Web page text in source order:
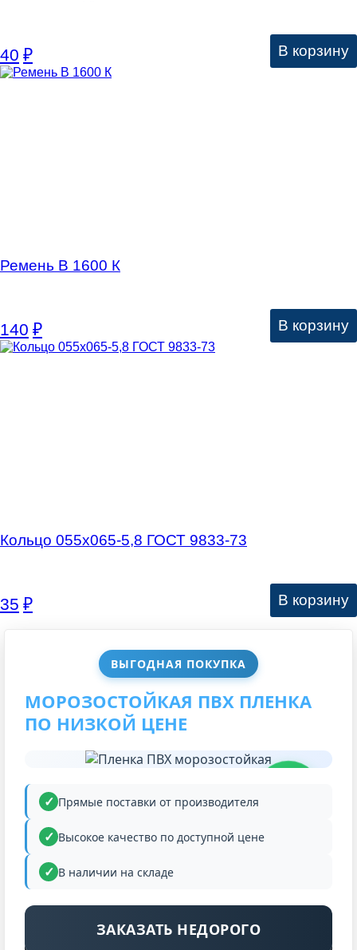
ВЫГОДНАЯ ПОКУПКА
МОРОЗОСТОЙКАЯ ПВХ ПЛЕНКА
ПО НИЗКОЙ ЦЕНЕ
Прямые поставки от производителя
Высокое качество по доступной цене
В наличии на складе
ЗАКАЗАТЬ НЕДОРОГО
40 ₽ В корзину
Ремень В 1600 К
140 ₽ В корзину
Кольцо 055х065-5,8 ГОСТ 9833-73
35 ₽ В корзину